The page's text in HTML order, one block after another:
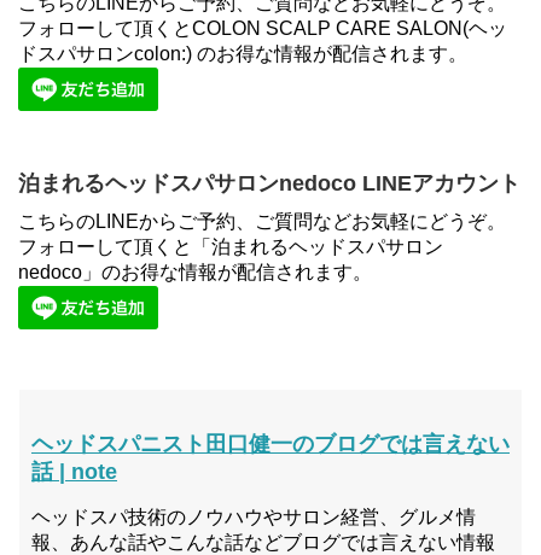
フォローして頂くとCOLON SCALP CARE SALON(ヘッ
ドスパサロンcolon:) のお得な情報が配信されます。
泊まれるヘッドスパサロンnedoco LINEアカウント
こちらのLINEからご予約、ご質問などお気軽にどうぞ。
フォローして頂くと「泊まれるヘッドスパサロン
nedoco」のお得な情報が配信されます。
ヘッドスパニスト田口健一のブログでは言えない
話 | note
ヘッドスパ技術のノウハウやサロン経営、グルメ情
報、あんな話やこんな話などブログでは言えない情報